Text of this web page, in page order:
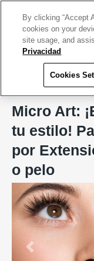
Micro Art
Micro Art:
tu estilo!
por
o pelo
Previous
By clicking “Accept
cookies on your
site usage, and
Privacidad
Cookies